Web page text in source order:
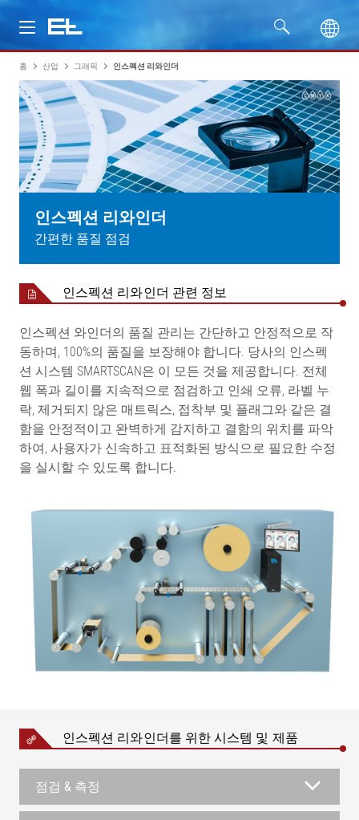
제품
산업
서비스
홈 산업 그래픽 인스펙션 리와인더
인스펙션 리와인더
간편한 품질 점검
인스펙션 리와인더 관련 정보
인스펙션 와인더의 품질 관리는 간단하고 안정적으로 작
동하며, 100%의 품질을 보장해야 합니다. 당사의 인스펙
션 시스템 SMARTSCAN은 이 모든 것을 제공합니다. 전체
웹 폭과 길이를 지속적으로 점검하고 인쇄 오류, 라벨 누
락, 제거되지 않은 매트릭스, 접착부 및 플래그와 같은 결
함을 안정적이고 완벽하게 감지하고 결함의 위치를 파악
하여, 사용자가 신속하고 표적화된 방식으로 필요한 수정
을 실시할 수 있도록 합니다.
인스펙션 리와인더를 위한 시스템 및 제품
점검 & 측정